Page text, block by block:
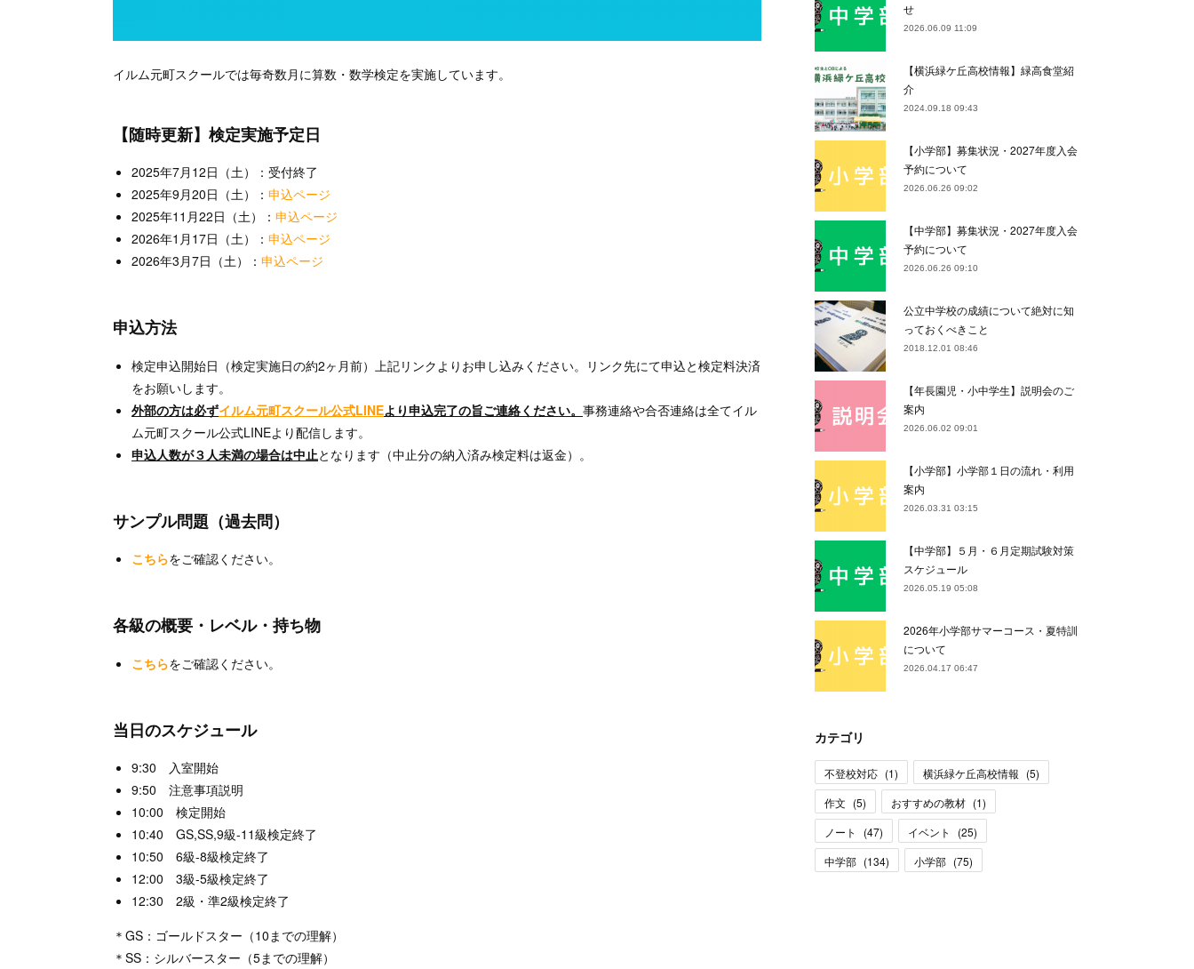
イルム元町スクールでは毎奇数月に算数・数学検定を実施しています。
【随時更新】検定実施予定日
2025年7月12日（土）：受付終了
2025年9月20日（土）： 申込ページ
2025年11月22日（土）： 申込ページ
2026年1月17日（土）： 申込ページ
2026年3月7日（土）： 申込ページ
申込方法
検定申込開始日（検定実施日の約2ヶ月前）上記リンクよりお申し込みください。リンク先にて申込と検定料決済
をお願いします。
外部の方は必ずイルム元町スクール公式LINEより申込完了の旨ご連絡ください。 事務連絡や合否連絡は全てイル
ム元町スクール公式LINEより配信します。
申込人数が３人未満の場合は中止となります（中止分の納入済み検定料は返金）。
サンプル問題（過去問）
こちらをご確認ください。
各級の概要・レベル・持ち物
こちらをご確認ください。
当日のスケジュール
9:30 入室開始
9:50 注意事項説明
10:00 検定開始
10:40 GS,SS,9級-11級検定終了
10:50 6級-8級検定終了
12:00 3級-5級検定終了
12:30 2級・準2級検定終了
＊GS：ゴールドスター（10までの理解）
＊SS：シルバースター（5までの理解）
せ
2026.06.09 11:09
【横浜緑ケ丘高校情報】緑高食堂紹
介
2024.09.18 09:43
【小学部】募集状況・2027年度入会
予約について
2026.06.26 09:02
【中学部】募集状況・2027年度入会
予約について
2026.06.26 09:10
公立中学校の成績について絶対に知
っておくべきこと
2018.12.01 08:46
【年長園児・小中学生】説明会のご
案内
2026.06.02 09:01
【小学部】小学部１日の流れ・利用
案内
2026.03.31 03:15
【中学部】５月・６月定期試験対策
スケジュール
2026.05.19 05:08
2026年小学部サマーコース・夏特訓
について
2026.04.17 06:47
カテゴリ
不登校対応 (1) 横浜緑ケ丘高校情報 (5)
作文 (5) おすすめの教材 (1)
ノート
(47) イベント (25)
中学部 (134) 小学部 (75)